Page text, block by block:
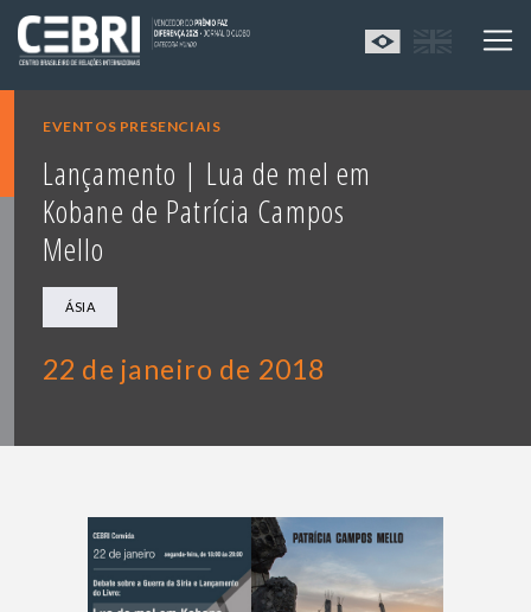
EVENTOS PRESENCIAIS
Lançamento | Lua de mel em
Kobane de Patrícia Campos
Mello
ÁSIA
22 de janeiro de 2018